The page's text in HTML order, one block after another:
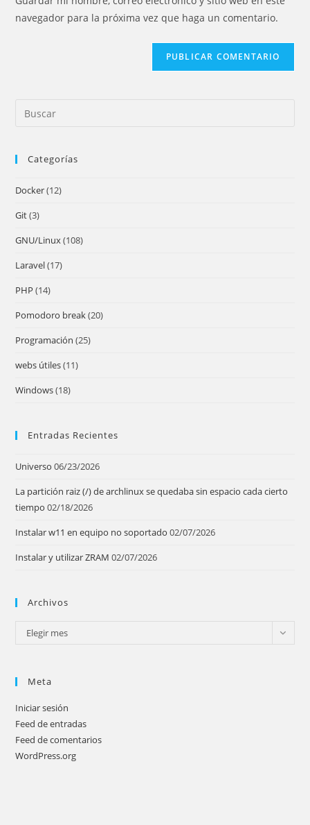
para
comentar
navegador para la próxima vez que haga un comentario.
Categorías
Docker(12)
Git(3)
GNU/Linux(108)
Laravel(17)
PHP (14)
Pomodoro break(20)
Programación (25)
webs útiles(11)
Windows(18)
Entradas Recientes
Universo 06/23/2026
La partición raiz (/) de archlinux se quedaba sin espacio cada cierto
tiempo 02/18/2026
Instalar w11 en equipo no soportado 02/07/2026
Instalar y utilizar ZRAM 02/07/2026
Archivos
Archivos
Elegir mes
Meta
Iniciar sesión
Feed de entradas
Feed de comentarios
WordPress.org